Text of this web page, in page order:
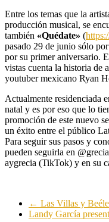
Entre los temas que la
producción musical, se
también «Quédate» (
pasado 29 de junio sólo
por su primer aniversario.
vistas cuenta la historia de
youtuber mexicano Ryan
Actualmente residenciada
natal y es por eso que lo
promoción de este nuevo
un éxito entre el público
Para seguir sus pasos y
pueden seguirla en
aygrecia (TikTok) y en su
← Las Villas y
Landy García